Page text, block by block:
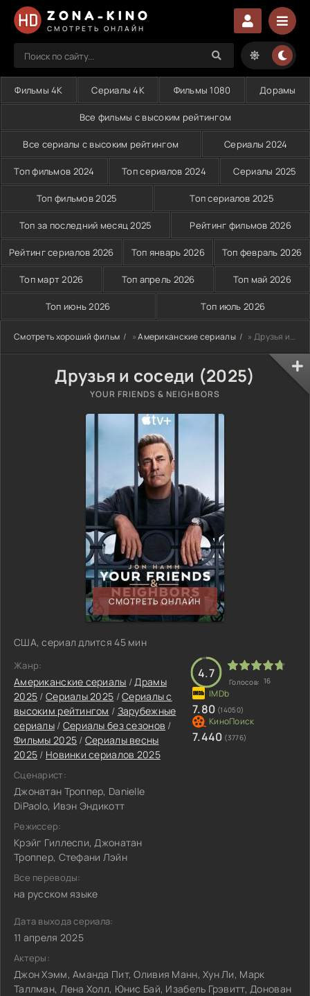
ZONA-KINO
СМОТРЕТЬ ОНЛАЙН
Фильмы 4K Сериалы 4K Фильмы 1080 Дорамы
Все фильмы с высоким рейтингом
Все сериалы с высоким рейтингом Сериалы 2024
Топ фильмов 2024 Топ сериалов 2024 Сериалы 2025
Топ фильмов 2025 Топ сериалов 2025
Топ за последний месяц 2025 Рейтинг фильмов 2026
Рейтинг сериалов 2026 Топ январь 2026 Топ февраль 2026
Топ март 2026 Топ апрель 2026 Топ май 2026
Топ июнь 2026 Топ июль 2026
Смотреть хороший фильм »Американские сериалы » Друзья и соседи (2025)
Друзья и соседи (2025)
YOUR FRIENDS & NEIGHBORS
СМОТРЕТЬ ОНЛАЙН
США, сериал длится 45 мин
Жанр:
Американские сериалы /Драмы
2025 / Сериалы 2025 /Сериалы с
высоким рейтингом / Зарубежные
сериалы/ Сериалы без сезонов /
Фильмы 2025 / Сериалы весны
2025 / Новинки сериалов 2025
Сценарист:
Джонатан Троппер, Danielle
DiPaolo, Ивэн Эндикотт
Режиссер:
Крэйг Гиллеспи, Джонатан
Троппер, Стефани Лэйн
Все переводы:
на русском языке
4.7
Голосов: 16
7.80 (14050)
7.440 (3776)
Дата выхода сериала:
11 апреля 2025
Актеры:
Джон Хэмм, Аманда Пит, Оливия Манн, Хун Ли, Марк
Таллман, Лена Холл, Юнис Бай, Изабель Грэвитт, Донован